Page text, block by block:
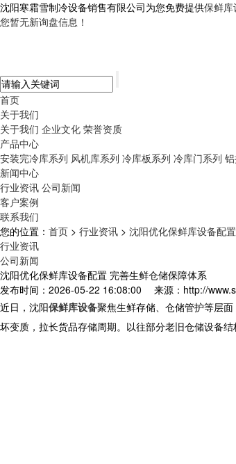
沈阳寒霜雪制冷设备销售有限公司为您免费提供保鲜库
您暂无新询盘信息！
首页
关于我们
关于我们 企业文化 荣誉资质
产品中心
安装完冷库系列 风机库系列 冷库板系列 冷库门系列
新闻中心
行业资讯 公司新闻
客户案例
联系我们
您的位置： 首页 > 行业资讯 > 沈阳优化保鲜库设备配
行业资讯
公司新闻
沈阳优化保鲜库设备配置 完善生鲜仓储保障体系
发布时间：2026-05-22 16:08:00
来源：http://
近日， 沈阳保鲜库设备聚焦生鲜存储、仓储管护等层
坏变质，拉长货品存储周期。以往部分老旧仓储设备